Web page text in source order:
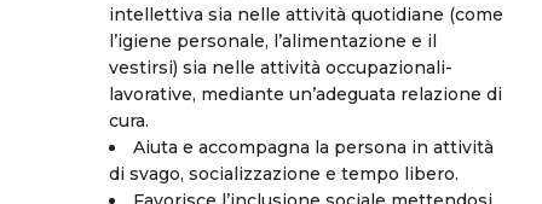
intellettiva sia nelle attività quotidiane (come
l’igiene personale, l’alimentazione e il
vestirsi) sia nelle attività occupazionali-
lavorative, mediante un’adeguata relazione di
cura.
Aiuta e accompagna la persona in attività
di svago, socializzazione e tempo libero.